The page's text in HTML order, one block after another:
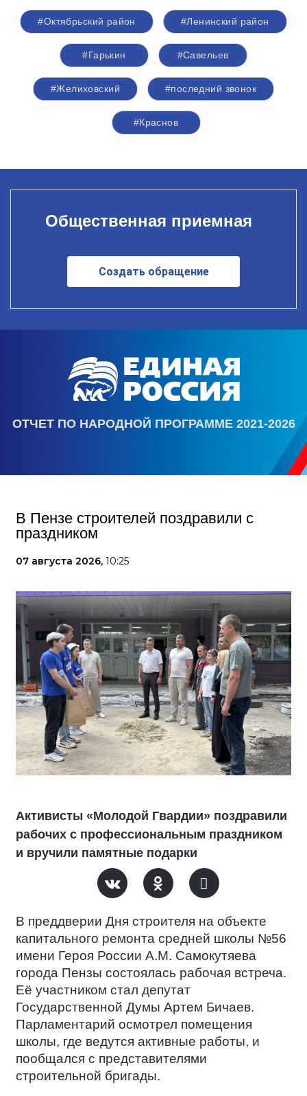
#Октябрьский район #Ленинский район
#Гарькин #Савельев
#Желиховский #последний звонок
#Краснов
Общественная приемная
Создать обращение
ОТЧЕТ ПО НАРОДНОЙ ПРОГРАММЕ 2021-2026
В Пензе строителей поздравили с
праздником
07 августа 2026, 10:25
Активисты «Молодой Гвардии» поздравили
рабочих с профессиональным праздником
и вручили памятные подарки
В преддверии Дня строителя на объекте
капитального ремонта средней школы №56
имени Героя России А.М. Самокутяева
города Пензы состоялась рабочая встреча.
Её участником стал депутат
Государственной Думы Артем Бичаев.
Парламентарий осмотрел помещения
школы, где ведутся активные работы, и
пообщался с представителями
строительной бригады.